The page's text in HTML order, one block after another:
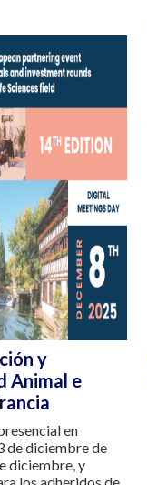
y
Animal e
en
de diciembre de
diciembre, y